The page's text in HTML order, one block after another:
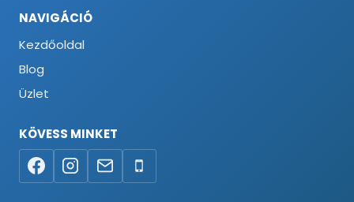
NAVIGÁCIÓ
Kezdőoldal
Blog
Üzlet
KÖVESS MINKET